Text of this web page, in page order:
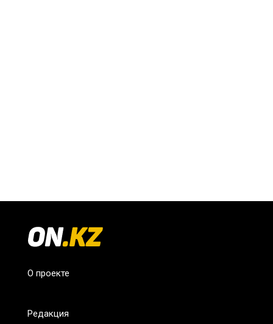
О проекте
Редакция